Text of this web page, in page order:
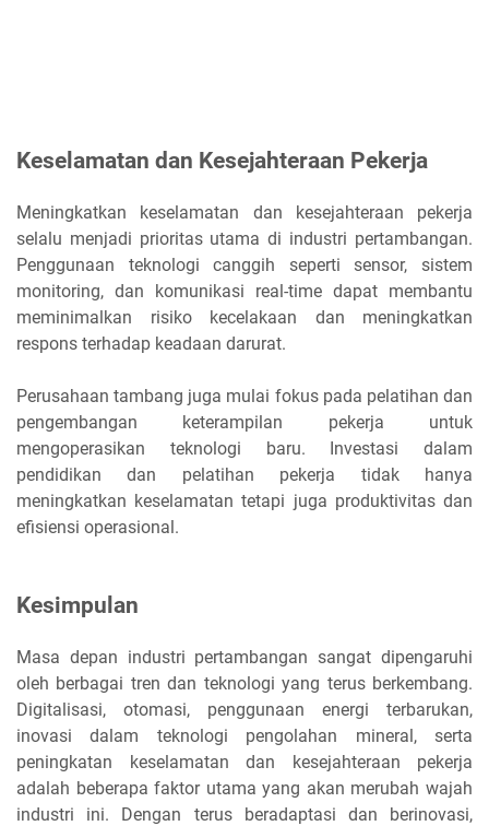
Keselamatan dan Kesejahteraan Pekerja
Meningkatkan keselamatan dan kesejahteraan pekerja
selalu menjadi prioritas utama di industri pertambangan.
Penggunaan teknologi canggih seperti sensor, sistem
monitoring, dan komunikasi real-time dapat membantu
meminimalkan risiko kecelakaan dan meningkatkan
respons terhadap keadaan darurat.
Perusahaan tambang juga mulai fokus pada pelatihan dan
pengembangan keterampilan pekerja untuk
mengoperasikan teknologi baru. Investasi dalam
pendidikan dan pelatihan pekerja tidak hanya
meningkatkan keselamatan tetapi juga produktivitas dan
efisiensi operasional.
Kesimpulan
Masa depan industri pertambangan sangat dipengaruhi
oleh berbagai tren dan teknologi yang terus berkembang.
Digitalisasi, otomasi, penggunaan energi terbarukan,
inovasi dalam teknologi pengolahan mineral, serta
peningkatan keselamatan dan kesejahteraan pekerja
adalah beberapa faktor utama yang akan merubah wajah
industri ini. Dengan terus beradaptasi dan berinovasi,